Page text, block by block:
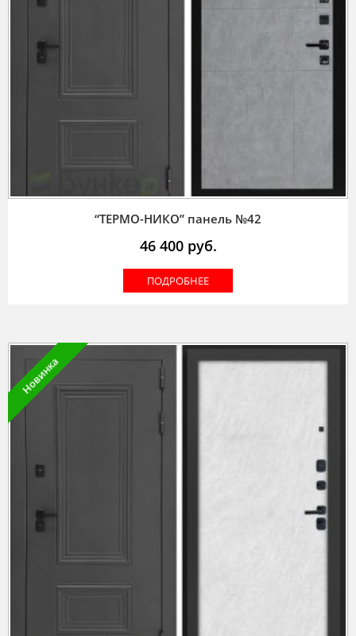
“ТЕРМО-НИКО” панель №42
46 400руб.
ПОДРОБНЕЕ
Новинка